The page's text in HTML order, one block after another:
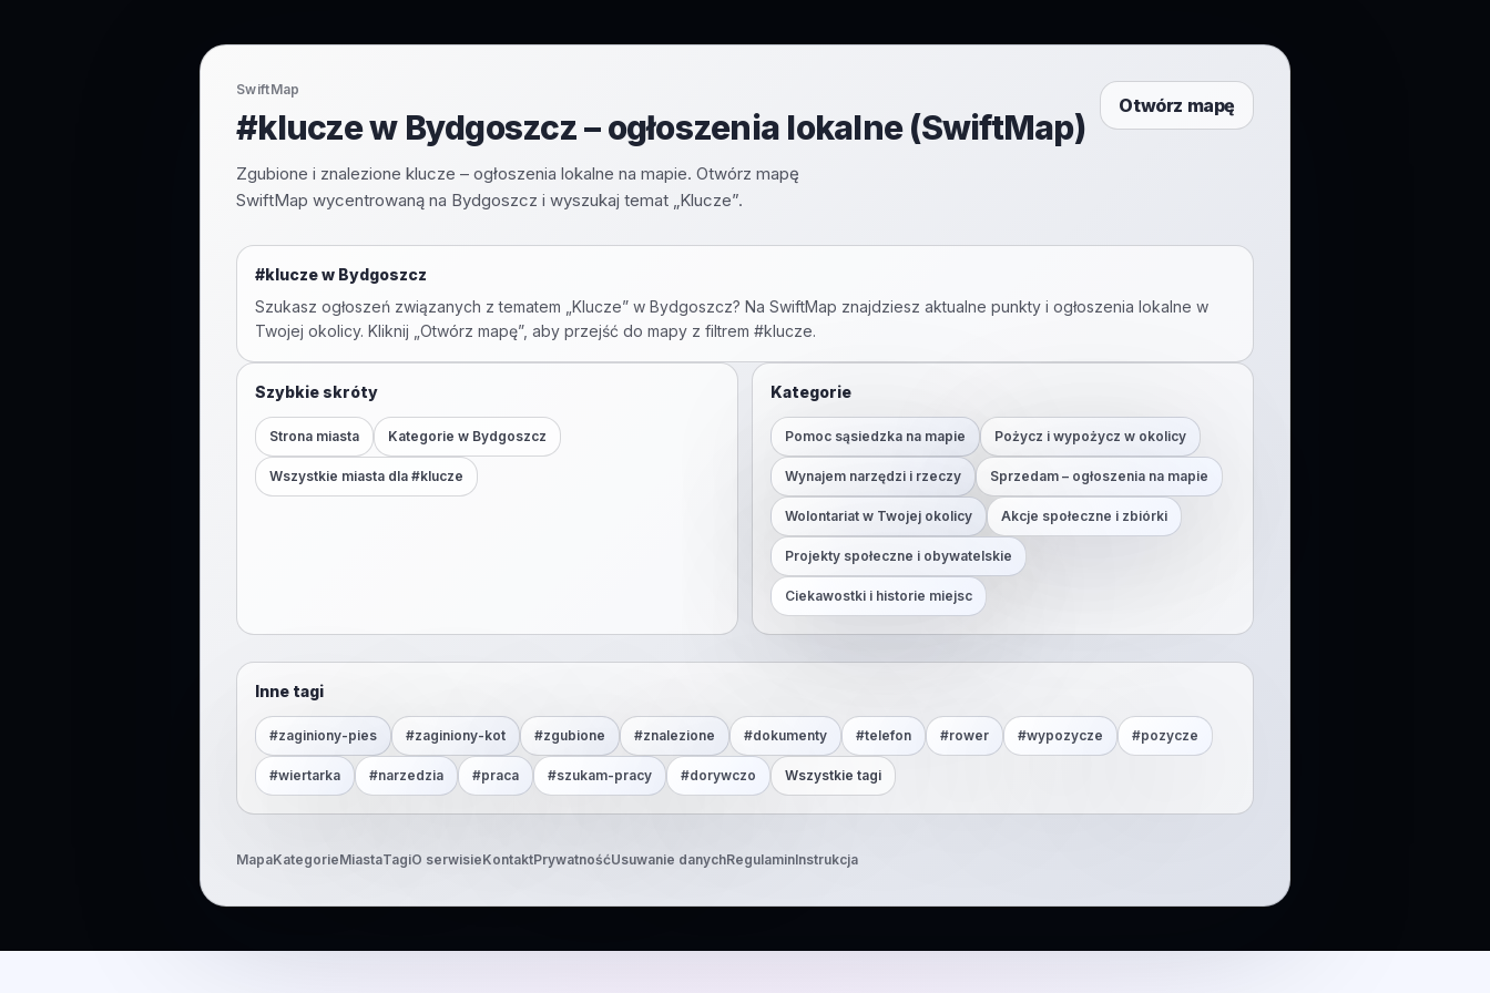
SwiftMap
#klucze w Bydgoszcz – ogłoszenia lokalne (SwiftMap)
Zgubione i znalezione klucze – ogłoszenia lokalne na mapie. Otwórz mapę
SwiftMap wycentrowaną na Bydgoszcz i wyszukaj temat „Klucze”.
Otwórz mapę
#kluczew Bydgoszcz
Szukasz ogłoszeń związanych z tematem „ Klucze” w Bydgoszcz? Na SwiftMap znajdziesz aktualne punkty i ogłoszenia lokalne w
Twojej okolicy. Kliknij „Otwórz mapę”, aby przejść do mapy z filtrem #klucze.
Szybkie skróty
Strona miasta Kategorie w Bydgoszcz
Wszystkie miasta dla #klucze
Kategorie
Pomoc sąsiedzka na mapie Pożycz i wypożycz w okolicy
Wynajem narzędzi i rzeczy Sprzedam – ogłoszenia na mapie
Wolontariat w Twojej okolicy Akcje społeczne i zbiórki
Projekty społeczne i obywatelskie
Ciekawostki i historie miejsc
Inne tagi
#zaginiony-pies #zaginiony-kot #zgubione #znalezione #dokumenty #telefon #rower #wypozycze #pozycze
#wiertarka #narzedzia #praca #szukam-pracy #dorywczo Wszystkie tagi
MapaKategorieMiastaTagiO serwisieKontaktPrywatnośćUsuwanie danychRegulaminInstrukcja